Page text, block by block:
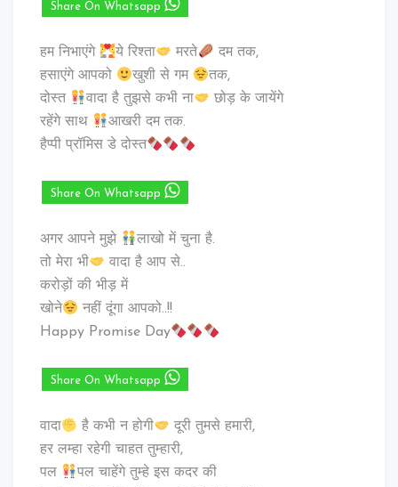
Share On Whatsapp
हम निभाएंगे ये रिश्ता मरते
दम तक,
हसाएंगे आपको
खुशी से गम
तक,
दोस्त
वादा है तुझसे कभी ना
छोड़ के जायेंगे
रहेंगे साथ
आखरी दम तक.
हैप्पी प्रॉमिस डे दोस्त
Share On Whatsapp
अगर आपने मुझे
लाखो में चुना है.
तो मेरा भी
वादा है आप से..
करोड़ों की भीड़ में
खोने
नहीं दूंगा आपको..!!
Happy Promise Day
Share On Whatsapp
वादा है कभी न होगी
दूरी तुमसे हमारी,
हर लम्हा रहेगी चाहत तुम्हारी,
पल
पल चाहेंगे तुम्हे इस कदर की